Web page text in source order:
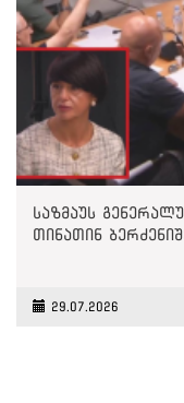
საზმაუს
თინათინ
29.07.2026